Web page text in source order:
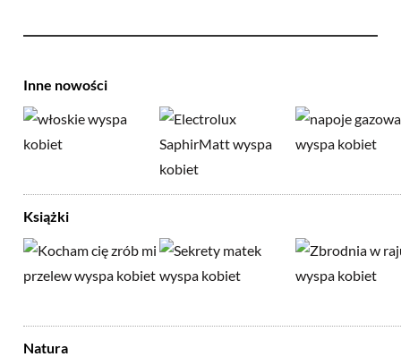
Inne nowości
Książki
Natura